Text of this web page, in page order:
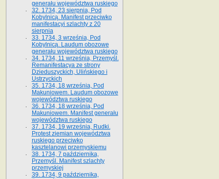
generału województwa ruskiego
32. 1734, 23 sierpnia, Pod
Kobylnicą. Manifest przeciwko
manifestacyi szlachty z 20
sierpnia
33. 1734, 3 września, Pod
Kobylnicą. Laudum obozowe
generału województwa ruskiego
34. 1734, 11 września, Przemyśl.
Remanifestacya ze strony
Dzieduszyckich, Ulińskiego i
Ustrzyckich
35. 1734, 18 września, Pod
Makuniowem. Laudum obozowe
województwa ruskiego
36. 1734, 18 września, Pod
Makuniowem. Manifest generału
województwa ruskiego
37. 1734, 19 września, Rudki.
Protest ziemian województwa
ruskiego przeciwko
kasztelanowi przemyskiemu
38. 1734, 7 października,
Przemyśl. Manifest szlachty
przemyskiej
39. 1734, 9 października,